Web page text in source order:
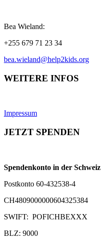
Bea Wieland:
+255 679 71 23 34
bea.wieland@help2kids.org
WEITERE INFOS
Impressum
JETZT SPENDEN
Spendenkonto in der Schweiz
Postkonto 60-432538-4
CH4809000000604325384
SWIFT: POFICHBEXXX
BLZ: 9000